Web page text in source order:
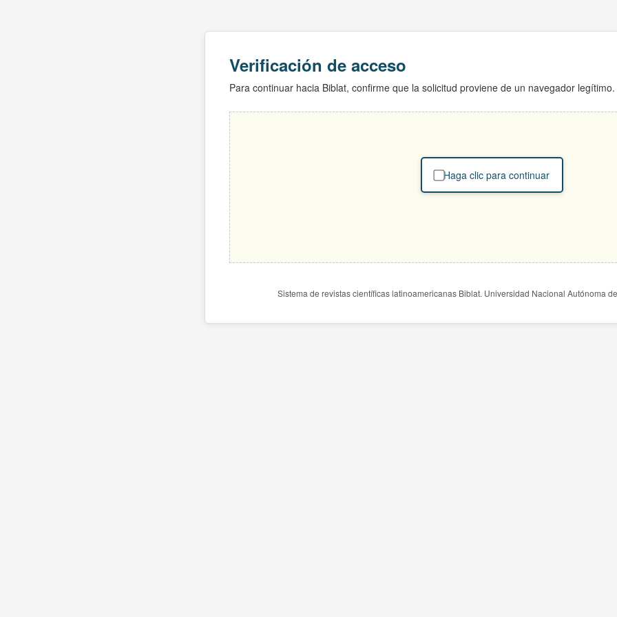
Verificación de acceso
Para continuar hacia Biblat, confirme que la solicitud proviene de un navegador legítimo.
Haga clic para continuar
Sistema de revistas científicas latinoamericanas Biblat. Universidad Nacional Autónoma